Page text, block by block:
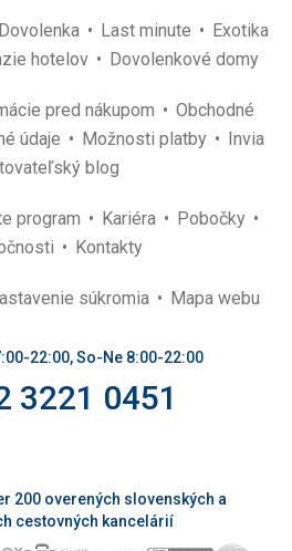
Dovolenka Last minute
Exotika
hotelov Dovolenkové domy
pred nákupom
Obchodné
údaje Možnosti platby
Invia
blog
program Kariéra
Pobočky
Kontakty
súkromia Mapa webu
22:00, So-Ne 8:00-22:00
3221 0451
200 overených slovenských a
cestovných kancelárií